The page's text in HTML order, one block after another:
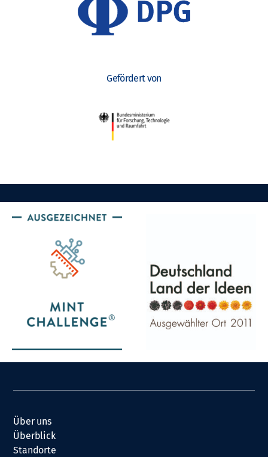
Gefördert von
Über uns
Überblick
Standorte